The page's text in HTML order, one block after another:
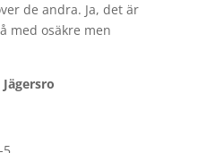
de andra. Ja, det är
med osäkre men